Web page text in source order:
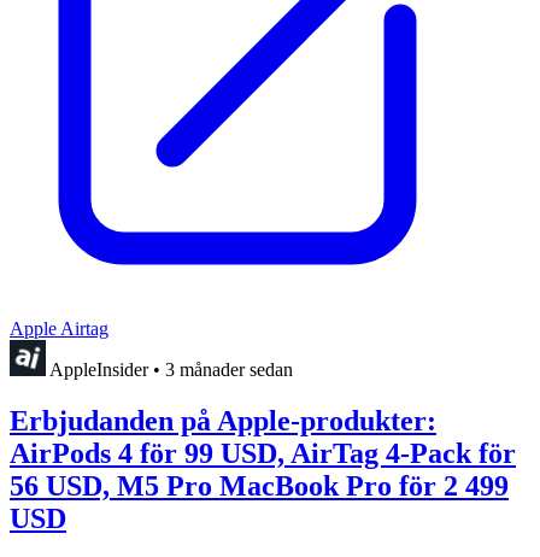
Apple Airtag
AppleInsider • 3 månader sedan
Erbjudanden på Apple-produkter:
AirPods 4 för 99 USD, AirTag 4-Pack för
56 USD, M5 Pro MacBook Pro för 2 499
USD